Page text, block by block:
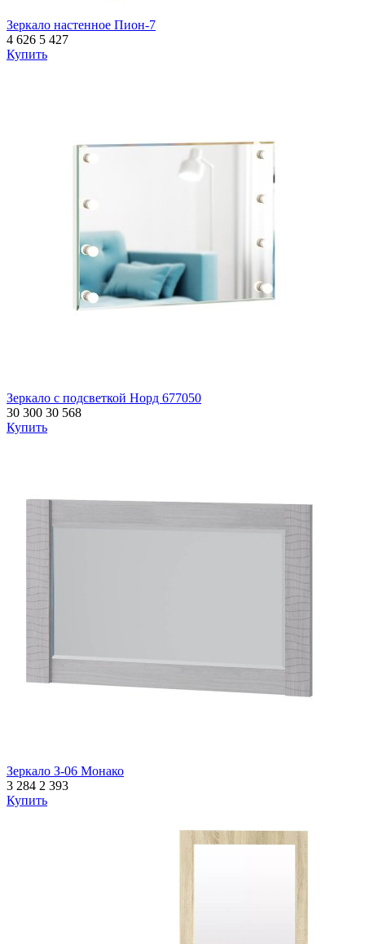
Зеркало настенное Пион-7
4 626 5 427
Купить
Зеркало с подсветкой Норд 677050
30 300 30 568
Купить
Зеркало З-06 Монако
3 284 2 393
Купить